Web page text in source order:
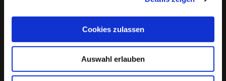
Cookies zulassen
Auswahl erlauben
Regie: Katie Mitchell Regie: Katie